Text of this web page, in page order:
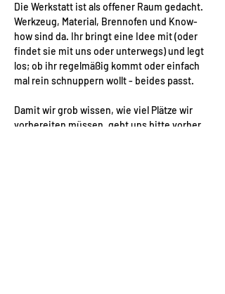
Die Werkstatt ist als offener Raum gedacht.
Werkzeug, Material, Brennofen und Know-
how sind da. Ihr bringt eine Idee mit (oder
findet sie mit uns oder unterwegs) und legt
los; ob ihr regelmäßig kommt oder einfach
mal rein schnuppern wollt - beides passt.
Damit wir grob wissen, wie viel Plätze wir
vorbereiten müssen, gebt uns bitte vorher